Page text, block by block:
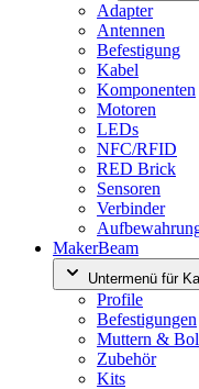
Adapter
Antennen
Befestigung
Kabel
Komponenten
Motoren
LEDs
NFC/RFID
RED Brick
Sensoren
Verbinder
MakerBeam
Untermenü für
Profile
Befestigungen
Muttern &
Zubehör
Kits